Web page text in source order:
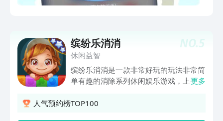
NO.5
缤纷乐消消
休闲益智
缤纷乐消消是一款非常好玩的玩法非常简
单有趣的消除系列休闲娱乐游戏，上手简
速，可爱甜美的风格玩法风格，还有丰富
更多
人气预约榜TOP100